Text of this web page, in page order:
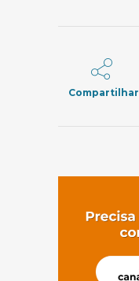
Compartilhar